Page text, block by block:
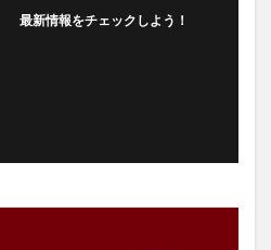
最新情報をチェックしよう！